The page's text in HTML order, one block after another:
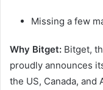
Missing a few
Why Bitget: Bitget,
proudly announces
the US, Canada,